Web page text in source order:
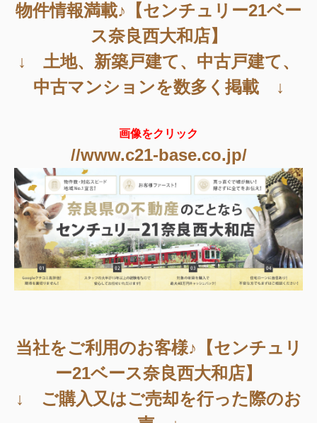
物件情報満載♪【センチュリー21ベー
ス奈良西大和店】
↓ 土地、新築戸建て、中古戸建て、
中古マンションを数多く掲載 ↓
画像をクリック
//www.c21-base.co.jp/
当社をご利用のお客様♪【センチュリ
ー21ベース奈良西大和店】
↓ ご購入又はご売却を行った際のお